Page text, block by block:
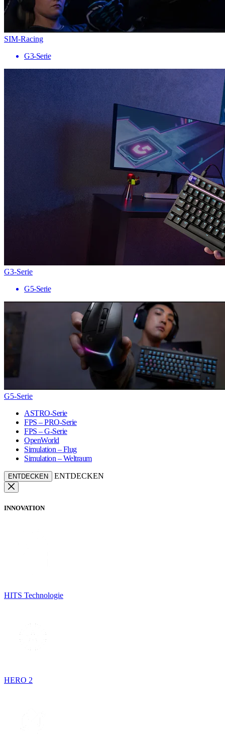
SIM-Racing
G3-Serie
G3-Serie
G5-Serie
G5-Serie
ASTRO-Serie
FPS – PRO-Serie
FPS – G-Serie
OpenWorld
Simulation – Flug
Simulation – Weltraum
ENTDECKEN ENTDECKEN
INNOVATION
HITS Technologie
HERO 2